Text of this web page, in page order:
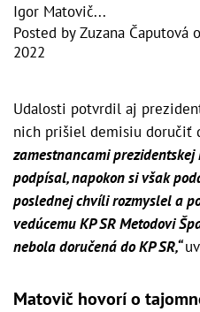
Igor Matovič...
Posted byZuzana Čaputová
2022
Udalosti potvrdil aj
nich prišiel demisiu doručiť
zamestnancami
podpísal, napokon si však
poslednej chvíli rozmyslel a
vedúcemu KP SR Metodovi
nebola doručená do KP SR,“
Matovič hovorí o